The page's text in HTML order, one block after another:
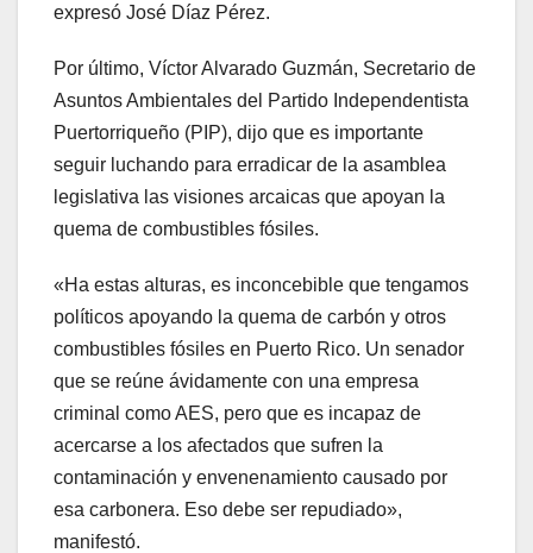
expresó José Díaz Pérez.
Por último, Víctor Alvarado Guzmán, Secretario de
Asuntos Ambientales del Partido Independentista
Puertorriqueño (PIP), dijo que es importante
seguir luchando para erradicar de la asamblea
legislativa las visiones arcaicas que apoyan la
quema de combustibles fósiles.
«Ha estas alturas, es inconcebible que tengamos
políticos apoyando la quema de carbón y otros
combustibles fósiles en Puerto Rico. Un senador
que se reúne ávidamente con una empresa
criminal como AES, pero que es incapaz de
acercarse a los afectados que sufren la
contaminación y envenenamiento causado por
esa carbonera. Eso debe ser repudiado»,
manifestó.